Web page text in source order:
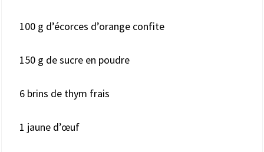
100 g d’écorces d’orange confite
150 g de sucre en poudre
6 brins de thym frais
1 jaune d’œuf